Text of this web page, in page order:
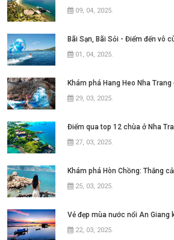
09, 04, 2025.
01, 04, 2025.
29, 03, 2025.
Điểm qua top 12 chùa ở Nha
27, 03, 2025.
25, 03, 2025.
22, 03, 2025.